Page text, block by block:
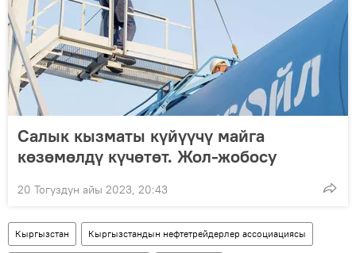
Салык кызматы күйүүчү майга
көзөмөлдү күчөтөт. Жол-жобосу
20 Тогуздун айы 2023, 20:43
Кыргызстан Кыргызстандын нефтетрейдерлер ассоциациясы